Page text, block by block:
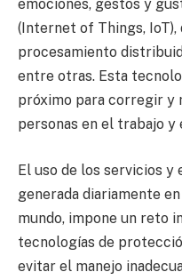
emociones, gestos y
(Internet of Things,
procesamiento
entre otras. Esta
próximo para corregir y
personas en el trabajo y
El uso de los servicios
generada diariamente
mundo, impone un reto
tecnologías de
evitar el manejo